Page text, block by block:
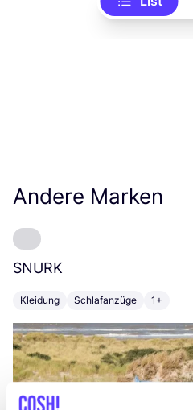
Andere Marken
SNURK
Kleidung Schlafanzüge 1+